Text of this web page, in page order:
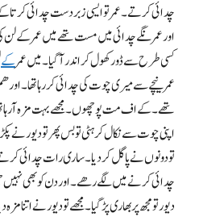
چدائی کرتے۔ عمر تو ایسی زبردست چدائی
اور عمر نگے چدائی میں مست تھے میں عمر کے لن
کسی طرح سے ڈور کھول کر اندر آگیا۔ میں عمرکے
عمر نیچے سے میری چوت کی چدائی کر رہا تھا۔
تھے۔ کے اف مت پوچھوں۔ مجھے بہت مزہ آرہا
اپنی چوت سے نکال کر ہٹی تو بس پھر تو دیور نے
تو دونوں نے پاگل کر دیا۔ ساری رات چدائی
چدائی کرنے میں لگے رھے۔ اور دن کو بھی نہیں
دیور تو مجھ پر بھاری پڑ گیا۔ مجھے تو دیور نے اتنا